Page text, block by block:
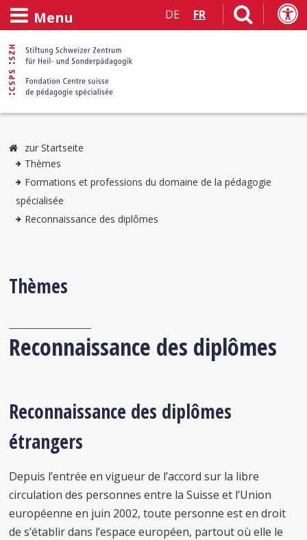
Menu DE FR
zur Startseite
Thèmes
Formations et professions du domaine de la pédagogie
spécialisée
Reconnaissance des diplômes
Thèmes
Reconnaissance des diplômes
Reconnaissance des diplômes
étrangers
Depuis l’entrée en vigueur de l’accord sur la libre
circulation des personnes entre la Suisse et l’Union
européenne en juin 2002, toute personne est en droit
de s’établir dans l’espace européen, partout où elle le